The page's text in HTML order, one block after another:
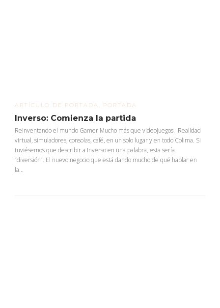
ARTÍCULO DE PORTADA PORTADA
Inverso: Comienza la partida
Reinventando el mundo Gamer Mucho más que videojuegos. Realidad
virtual, simuladores, consolas, café, en un solo lugar y en todo Colima. Si
tuviésemos que describir a Inverso en una palabra, esta sería
“diversión”. El nuevo negocio que está dando mucho de qué hablar en
la...